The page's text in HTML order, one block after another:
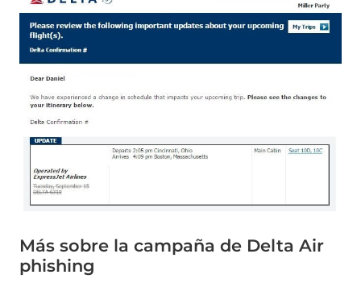
Más sobre la campaña de Delta Air
phishing